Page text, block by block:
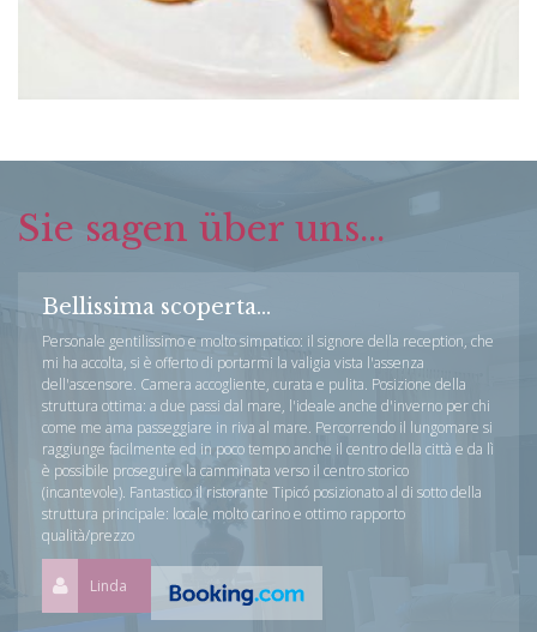
Sie sagen über uns...
Bellissima scoperta...
Personale gentilissimo e molto simpatico: il signore della reception, che
mi ha accolta, si è offerto di portarmi la valigia vista l'assenza
dell'ascensore. Camera accogliente, curata e pulita. Posizione della
struttura ottima: a due passi dal mare, l'ideale anche d'inverno per chi
come me ama passeggiare in riva al mare. Percorrendo il lungomare si
raggiunge facilmente ed in poco tempo anche il centro della città e da lì
è possibile proseguire la camminata verso il centro storico
(incantevole). Fantastico il ristorante Tipicó posizionato al di sotto della
struttura principale: locale molto carino e ottimo rapporto
qualità/prezzo
Linda